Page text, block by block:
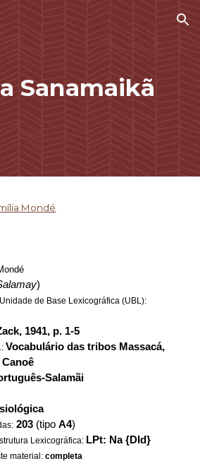
Skip to navigation
Sanamaikã
Mondé
)
de Base Lexicográfica (UBL):
1941, p. 1-5
Vocabulário das tribos Massacá,
Canoê
Salamãi
203 (tipoA4)
Lexicográfica: LPt: Na {DId}
material:completa